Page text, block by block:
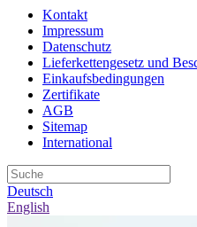
Kontakt
Impressum
Datenschutz
Lieferkettengesetz und
Einkaufsbedingungen
Zertifikate
AGB
Sitemap
International
Deutsch
English